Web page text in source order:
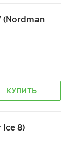
(Nordman
КУПИТЬ
Ice 8)